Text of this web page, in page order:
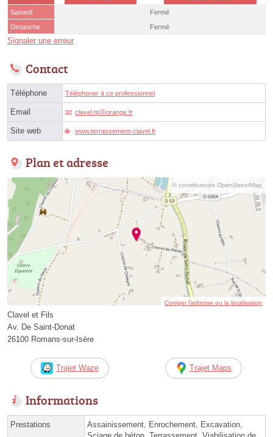
Samedi
Fermé
Dimanche
Fermé
Signaler une erreur
Contact
Téléphone Téléphoner à ce professionnel
Email clavel.tpⓐorange.fr
Site web www.terrassement-clavel.fr
Plan et adresse
© contributeurs OpenStreetMap
Corriger l’adresse ou la localisation
Clavel et Fils
Av. De Saint-Donat
26100 Romans-sur-Isère
Trajet Waze Trajet Maps
Informations
Prestations
Assainissement, Enrochement, Excavation,